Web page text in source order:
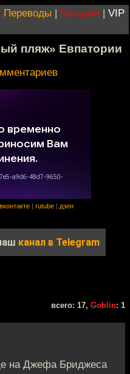
Переводы | Магазин | VIP
пляж» Евпатории
вконтакте rutube дзен
канал в Telegram
всего: 17, Goblin: 1
на Джефа Бриджеса